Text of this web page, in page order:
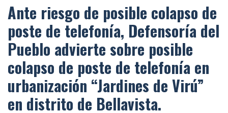
Ante riesgo de posible colapso de
poste de telefonía, Defensoría del
Pueblo advierte sobre posible
colapso de poste de telefonía en
urbanización “Jardines de Virú”
en distrito de Bellavista.